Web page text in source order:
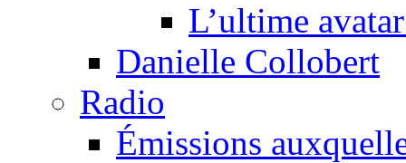
L’ultime
Danielle Collobert
Radio
Émissions